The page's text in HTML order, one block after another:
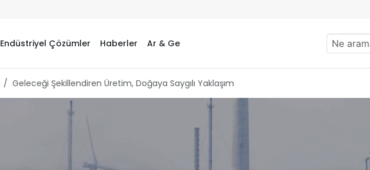
Endüstriyel Çözümler Haberler Ar & Ge
Geleceği Şekillendiren Üretim, Doğaya Saygılı Yaklaşım